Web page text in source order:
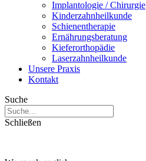
Implantologie / Chirurgie
Kinderzahnheilkunde
Schienentherapie
Ernährungsberatung
Kieferorthopädie
Laserzahnheilkunde
Unsere Praxis
Kontakt
Suche
Schließen